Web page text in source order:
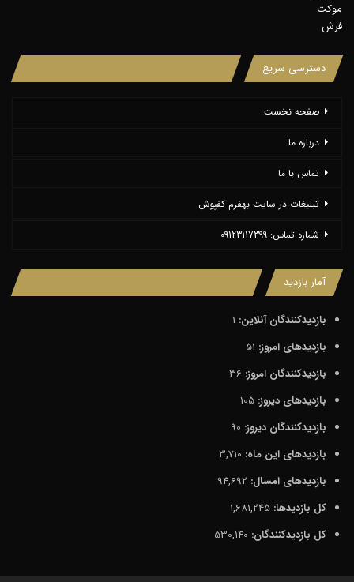
موکت
فرش
دسترسی سریع
صفحه نخست
درباره ما
تماس با ما
تبلیغات در سایت بهفرم کفپوش
شماره تماس: 09123117399
آمار بازدید
بازدیدکنندگان آنلاین: 1
بازدیدهای امروز: 51
بازدیدکنندگان امروز: 36
بازدیدهای دیروز: 105
بازدیدکنندگان دیروز: 90
بازدیدهای این ماه: 3,710
بازدیدهای امسال: 94,692
کل بازدیدها: 1,681,245
کل بازدیدکنند‌گان: 530,140